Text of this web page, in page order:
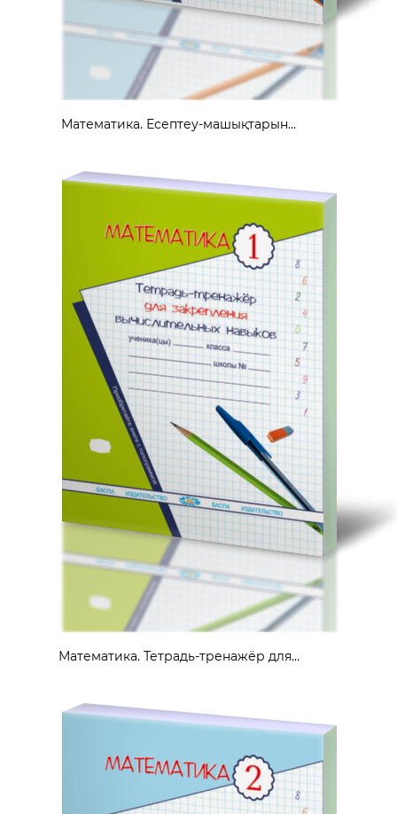
Математика. Есептеу-машықтарын...
Математика. Тетрадь-тренажёр для...